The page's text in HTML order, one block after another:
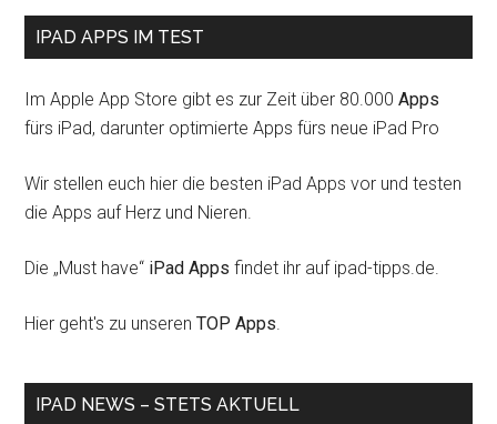
IPAD APPS IM TEST
Im Apple App Store gibt es zur Zeit über 80.000Apps
fürs iPad, darunter optimierte Apps fürs neue iPad Pro
Wir stellen euch hier die besten iPad Apps vor und testen
die Apps auf Herz und Nieren.
Die „Must have“ iPad Apps findet ihr auf ipad-tipps.de.
Hier geht's zu unserenTOP Apps.
IPAD NEWS – STETS AKTUELL